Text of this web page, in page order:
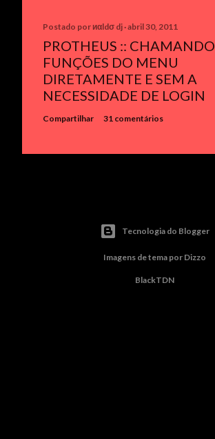
Postado porиαldσ dj abril 30, 2011
PROTHEUS :: CHAMANDO
FUNÇÕES DO MENU
DIRETAMENTE E SEM A
NECESSIDADE DE LOGIN
Compartilhar 31 comentários
Tecnologia do Blogger
Imagens de tema por Dizzo
BlackTDN